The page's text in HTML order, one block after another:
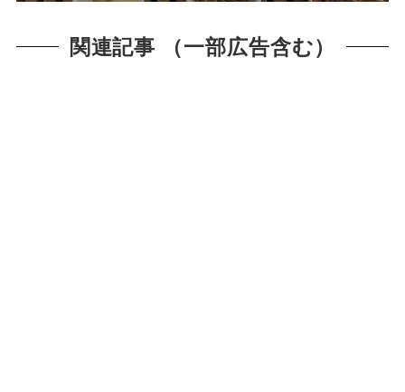
関連記事 （一部広告含む）